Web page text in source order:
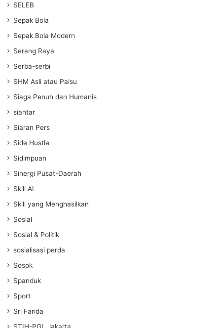
SELEB
Sepak Bola
Sepak Bola Modern
Serang Raya
Serba-serbi
SHM Asli atau Palsu
Siaga Penuh dan Humanis
siantar
Siaran Pers
Side Hustle
Sidimpuan
Sinergi Pusat-Daerah
Skill AI
Skill yang Menghasilkan
Sosial
Sosial & Politik
sosialisasi perda
Sosok
Spanduk
Sport
Sri Farida
STIH-PGL Jakarta